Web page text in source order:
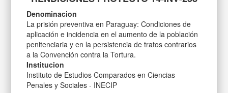
Denominacion
La prisión preventiva en Paraguay: Condiciones de
aplicación e incidencia en el aumento de la población
penitenciaria y en la persistencia de tratos contrarios
a la Convención contra la Tortura.
Institucion
Instituto de Estudios Comparados en Ciencias
Penales y Sociales - INECIP